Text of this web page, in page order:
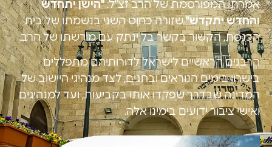
אמרתו המפורסמת של הרב זצ"ל:"הישן יתחדש
והחדש יתקדש"שזורה כחוט השני בנשמתו של בית
הכנסת, הקשור בקשר בל ינתק עם מורשתו של הרב.
הרבנים הראשיים לישראל לדורותיהם מתפללים
בישרון בימים הנוראים ובחגים, לצד מנהיגי היישוב של
המדינה שבדרך שפקדו אותו בקביעות, ועד למנהיגים
ואישי ציבור ידועים בימינו אלה.